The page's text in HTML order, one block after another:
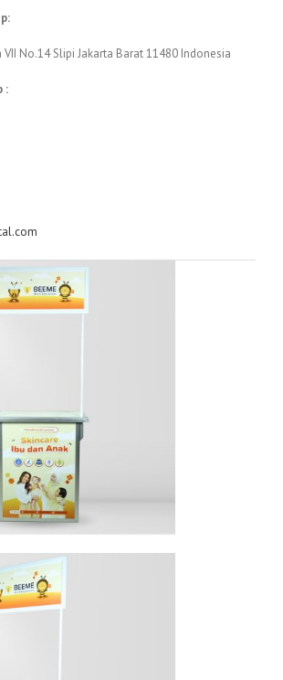
VII No.14 Slipi Jakarta Barat 11480 Indonesia
: